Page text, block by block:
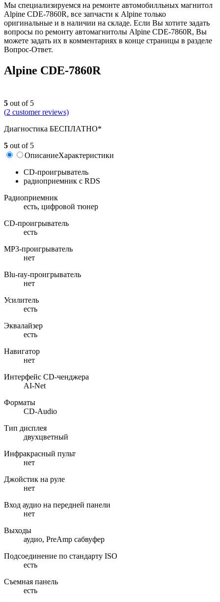
Мы специализируемся на ремонте автомобилльных магнитол
Alpine CDE-7860R, все запчасти к Alpine только
оригинальные и в наличии на складе. Если Вы хотите задать
вопросы по ремонту автомагнитолы Alpine CDE-7860R, Вы
можете задать их в комментариях в конце страницы в разделе
Вопрос-Ответ.
Alpine CDE-7860R
5 out of 5
(2 customer reviews)
Диагностика БЕСПЛАТНО*
5 out of 5
ОписаниеХарактеристики
CD-проигрыватель
радиоприемник с RDS
Радиоприемник
есть, цифровой тюнер
CD-проигрыватель
есть
MP3-проигрыватель
нет
Blu-ray-проигрыватель
нет
Усилитель
есть
Эквалайзер
есть
Навигатор
нет
Интерфейс CD-ченджера
AI-Net
Форматы
CD-Audio
Тип дисплея
двухцветный
Инфракрасный пульт
нет
Джойстик на руле
нет
Вход аудио на передней панели
нет
Выходы
аудио, PreAmp сабвуфер
Подсоединение по стандарту ISO
есть
Съемная панель
есть